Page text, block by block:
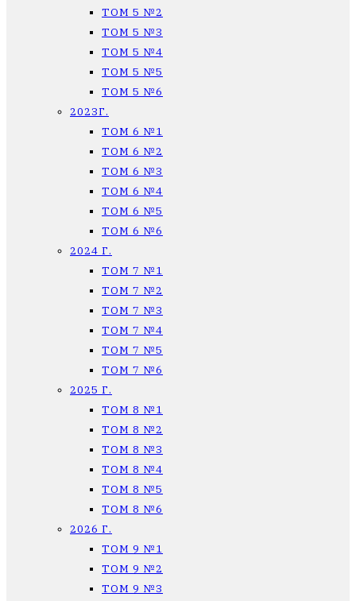
ТОМ 5 №2
ТОМ 5 №3
ТОМ 5 №4
ТОМ 5 №5
ТОМ 5 №6
2023Г.
ТОМ 6 №1
ТОМ 6 №2
ТОМ 6 №3
ТОМ 6 №4
ТОМ 6 №5
ТОМ 6 №6
2024 Г.
ТОМ 7 №1
ТОМ 7 №2
ТОМ 7 №3
ТОМ 7 №4
ТОМ 7 №5
ТОМ 7 №6
2025 Г.
ТОМ 8 №1
ТОМ 8 №2
ТОМ 8 №3
ТОМ 8 №4
ТОМ 8 №5
ТОМ 8 №6
2026 Г.
ТОМ 9 №1
ТОМ 9 №2
ТОМ 9 №3